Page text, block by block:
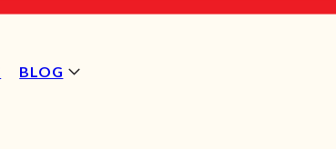
BLOG